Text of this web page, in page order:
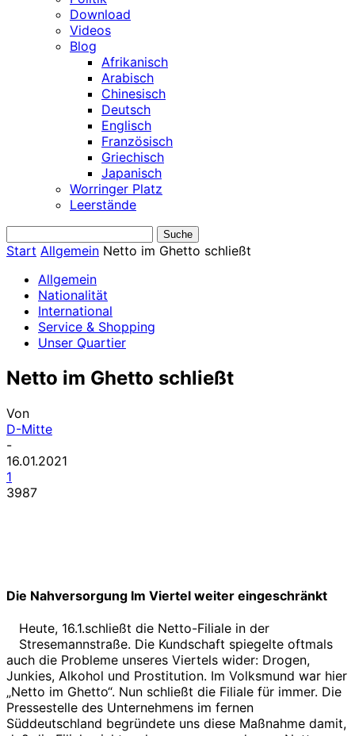
Download
Videos
Blog
Afrikanisch
Arabisch
Chinesisch
Deutsch
Englisch
Französisch
Griechisch
Japanisch
Worringer Platz
Leerstände
Start Allgemein Netto im Ghetto schließt
Allgemein
Nationalität
International
Service & Shopping
Unser Quartier
Netto im Ghetto schließt
Von
D-Mitte
-
16.01.2021
1
3987
Die Nahversorgung Im Viertel weiter eingeschränkt
Heute, 16.1.schließt die Netto-Filiale in der
Stresemannstraße. Die Kundschaft spiegelte oftmals
auch die Probleme unseres Viertels wider: Drogen,
Junkies, Alkohol und Prostitution. Im Volksmund war hier
„Netto im Ghetto“. Nun schließt die Filiale für immer. Die
Pressestelle des Unternehmens im fernen
Süddeutschland begründete uns diese Maßnahme damit,